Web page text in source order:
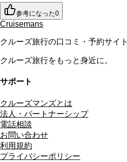
参考になった0
Cruisemans
クルーズ旅行の口コミ・予約サイト
クルーズ旅行をもっと身近に。
サポート
クルーズマンズとは
法人・パートナーシップ
電話相談
お問い合わせ
利用規約
プライバシーポリシー